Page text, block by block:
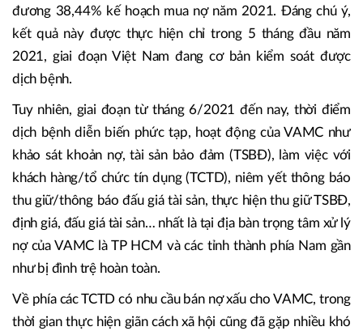
đương 38,44% kế hoạch mua nợ năm 2021. Đáng chú ý,
kết quả này được thực hiện chỉ trong 5 tháng đầu năm
2021, giai đoạn Việt Nam đang cơ bản kiểm soát được
dịch bệnh.
Tuy nhiên, giai đoạn từ tháng 6/2021 đến nay, thời điểm
dịch bệnh diễn biến phức tạp, hoạt động của VAMC như
khảo sát khoản nợ, tài sản bảo đảm (TSBĐ), làm việc với
khách hàng/tổ chức tín dụng (TCTD), niêm yết thông báo
thu giữ/thông báo đấu giá tài sản, thực hiện thu giữ TSBĐ,
định giá, đấu giá tài sản… nhất là tại địa bàn trọng tâm xử lý
nợ của VAMC là TP HCM và các tỉnh thành phía Nam gần
như bị đình trệ hoàn toàn.
Về phía các TCTD có nhu cầu bán nợ xấu cho VAMC, trong
thời gian thực hiện giãn cách xã hội cũng đã gặp nhiều khó